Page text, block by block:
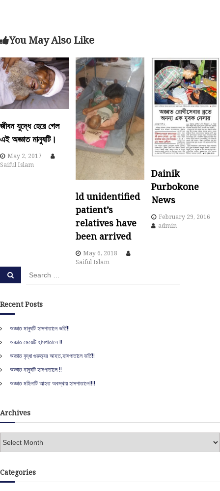
t
n
a
v
i
g
a
You May Also Like
জীবন যুদ্ধে হেরে গেল
এই অজ্ঞাত মানুষটি।
May 2, 2017
Saiful Islam
ld unidentified
patient’s
relatives have
been arrived
May 6, 2018
Saiful Islam
Dainik
Purbokone
News
February 29, 2016
admin
r
c
f
o
r
S
e
h
Recent Posts
অজ্ঞাত মানুষটি হাসপাতালে ভর্তি!!
অজ্ঞাত মেয়েটি হাসপাতালে !!
অজ্ঞাত বৃদ্ধা গুরুত্বর আহত,হাসপাতালে ভর্তি!!
অজ্ঞাত মানুষটি হাসপাতালে !!
অজ্ঞাত মহিলাটি আহত অবস্থায় হাসপাতালে!!!!
Archives
h
Categories